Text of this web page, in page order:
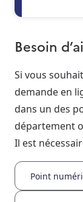
Besoin
Si vous
demande en
dans un des
département
Il est
Point